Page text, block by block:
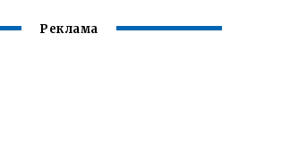
Реклама